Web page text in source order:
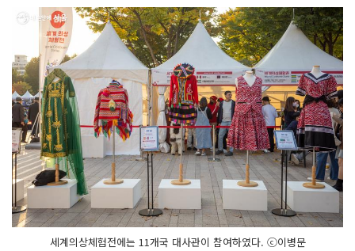
세계의상체험전에는 11개국 대사관이 참여하였다. ⓒ이병문